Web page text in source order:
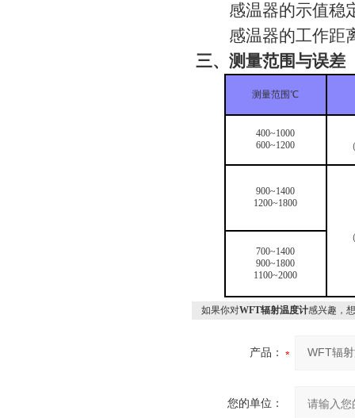
感温器的示值稳
感温器的工作距离
三、测量范围与误差
测量范围℃
400~1000
600~1200
900~1400
1200~1800
700~1400
900~1800
1100~2000
如果你对WFT辐射温度计感兴趣，
产品：
您的单位：